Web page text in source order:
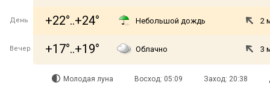
День +22°..+24° Небольшой дождь 2
Вечер +17°..+19° Облачно 3
Молодая луна Восход: 05:09 Заход: 20:38